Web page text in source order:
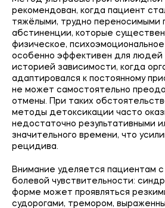
рекомендован, когда пациент
тяжёлыми, трудно переносимыми
абстиненции, которые
физическое,
особенно эффективен для людей
историей зависимости, когда
адаптировался к постоянному
не может самостоятельно
отмены. При таких
методы детоксикации часто
недостаточно результативными
значительного времени, что
рецидива.
Внимание уделяется пациентам с
болевой чувствительности:
форме может проявляться
судорогами, тремором,